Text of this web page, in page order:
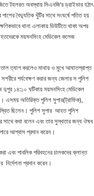
টহলরত অবস্থায় সিএনজি’র ড্রাইভার হঠাৎ
পাশের বৈদ্যুতিক খুঁটির সাথে সংঘর্ষে পতিত হয়
থানা এলাকায় ডিউটিতে থাকা অপর
ময়মনসিংহ মেডিকেল কলেজ
ত্যাগ করলেও মাথায় ও মুখে আঘাতপ্রাপ্ত
পর্যবেক্ষণ করার জন্য জেলার স পুলিশ
১৪:১০ ঘটিকায় ময়মনসিংহ মেডিকেল
এসময় অতিরিক্ত পুলিশ সুপার(ট্রাফিক),
ছিলেন। পুলিশ সুপার আহত পুলিশ
সাথে কথা বলেন এবং তার সুস্থতার জন্য ঔষধ
আশ্বাস প্রদান করেন।
এবং পাবলিক পরিবহনের চালকদের ক্লান্ত
প্রদান করেন।